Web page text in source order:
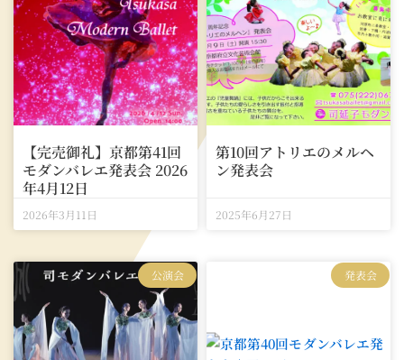
【完売御礼】京都第41回
モダンバレエ発表会 2026
年4月12日
2026年3月11日
第10回アトリエのメルヘ
ン発表会
2025年6月27日
公演会 発表会